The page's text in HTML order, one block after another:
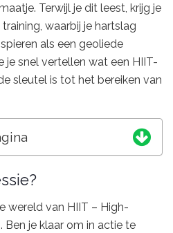
Terwijl je dit leest, krijg je
waarbij je hartslag
als een geoliede
je snel vertellen wat een HIIT-
sleutel is tot het bereiken van
wereld van HIIT – High-
Ben je klaar om in actie te